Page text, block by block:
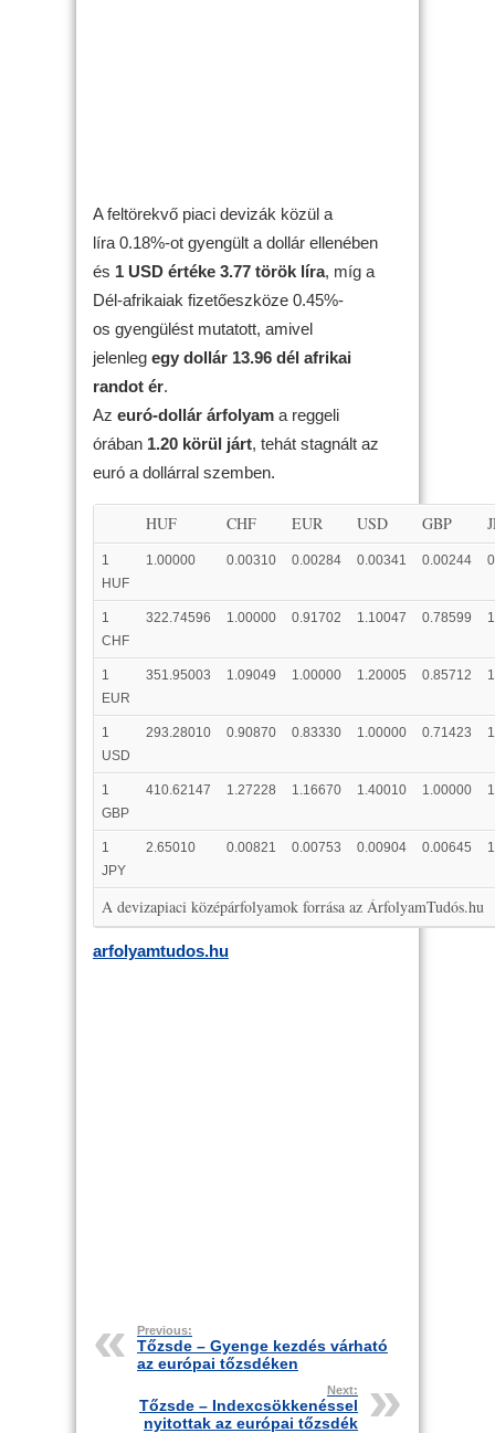
A feltörekvő piaci devizák közül a
líra 0.18%-ot gyengült a dollár ellenében
és 1 USD értéke 3.77 török líra, míg a
Dél-afrikaiak fizetőeszköze 0.45%-
os gyengülést mutatott, amivel
jelenleg egy dollár 13.96 dél afrikai
randot ér.
Az euró-dollár árfolyam a reggeli
órában 1.20 körül járt, tehát stagnált az
euró a dollárral szemben.
HUF CHF EUR USD GBP
1
HUF
1.00000 0.00310 0.00284 0.00341 0.00244
1
CHF
322.74596 1.00000 0.91702 1.10047 0.78599
1
EUR
351.95003 1.09049 1.00000 1.20005 0.85712
1
USD
293.28010 0.90870 0.83330 1.00000 0.71423
1
GBP
410.62147 1.27228 1.16670 1.40010 1.00000
1
JPY
2.65010 0.00821 0.00753 0.00904 0.00645
A devizapiaci középárfolyamok forrása az ÁrfolyamTudós.hu
arfolyamtudos.hu
Previous:
Tőzsde – Gyenge kezdés várható
az európai tőzsdéken
Next:
Tőzsde – Indexcsökkenéssel
nyitottak az európai tőzsdék